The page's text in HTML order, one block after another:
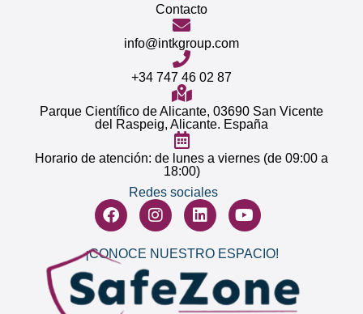
Contacto
info@intkgroup.com
+34 747 46 02 87
Parque Científico de Alicante, 03690 San Vicente
del Raspeig, Alicante. España
Horario de atención: de lunes a viernes (de 09:00 a
18:00)
Redes sociales
¡CONOCE NUESTRO ESPACIO!